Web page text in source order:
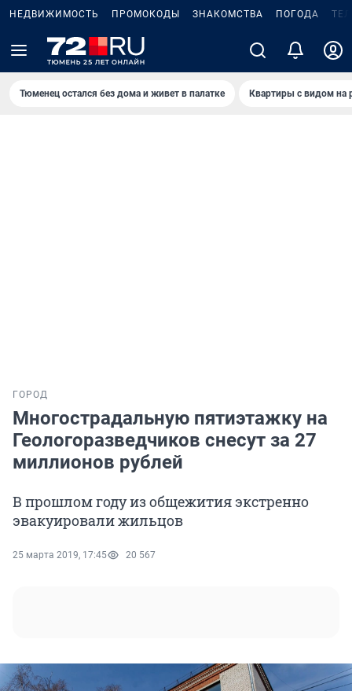
НЕДВИЖИМОСТЬ ПРОМОКОДЫ ЗНАКОМСТВА ПОГОДА
Тюменец остался без дома и живет в палатке Квартиры с видом на
ГОРОД
Многострадальную пятиэтажку на
Геологоразведчиков снесут за 27
миллионов рублей
В прошлом году из общежития экстренно
эвакуировали жильцов
25 марта 2019, 17:45 20 567